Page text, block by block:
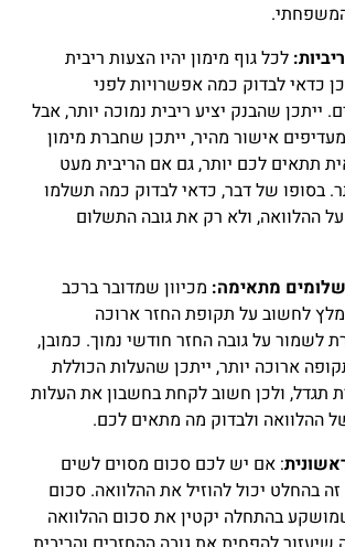
לכל גוף מימון יהיו הצעות ריבית
כדאי לבדוק כמה אפשרויות לפני
ייתכן שהבנק יציע ריבית נמוכה יותר, אבל
אישור מהיר, ייתכן שחברת מימון
תתאים לכם יותר, גם אם הריבית מעט
בסופו של דבר, כדאי לבדוק כמה תשלמו
ההלוואה, ולא רק את גובה התשלום
מתאימה: מכיוון שמדובר ברכב
לחשוב על תקופת החזר ארוכה
על גובה החזר חודשי נמוך. כמובן,
ארוכה יותר, ייתכן שהעלות הכוללת
תגדל, ולכן חשוב לקחת בחשבון את העלות
ההלוואה ולבדוק מה מתאים לכם.
: אם יש לכם סכום מסוים לשים
בהחלט יכול להוזיל את ההלוואה. סכום
בהתחלה יקטין את סכום ההלוואה